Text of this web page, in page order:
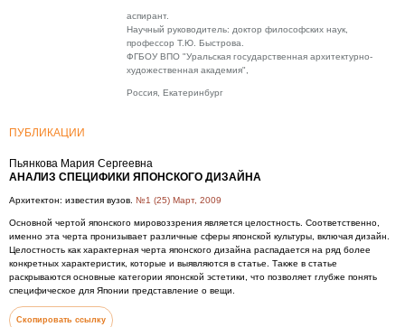
аспирант.
Научный руководитель: доктор философских наук,
профессор Т.Ю. Быстрова.
ФГБОУ ВПО "Уральская государственная архитектурно-
художественная академия",
Россия, Екатеринбург
ПУБЛИКАЦИИ
Пьянкова Мария Сергеевна
АНАЛИЗ СПЕЦИФИКИ ЯПОНСКОГО ДИЗАЙНА
Архитектон: известия вузов. №1 (25) Март, 2009
Основной чертой японского мировоззрения является целостность. Соответственно,
именно эта черта пронизывает различные сферы японской культуры, включая дизайн.
Целостность как характерная черта японского дизайна распадается на ряд более
конкретных характеристик, которые и выявляются в статье. Также в статье
раскрываются основные категории японской эстетики, что позволяет глубже понять
специфическое для Японии представление о вещи.
Скопировать ссылку